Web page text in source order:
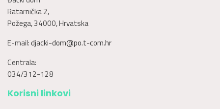
Ratarnička 2,
Požega, 34000, Hrvatska
E-mail:djacki-dom@po.t-com.hr
Centrala:
034/312-128
Korisni linkovi